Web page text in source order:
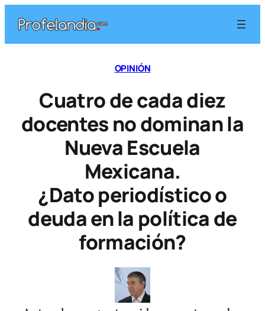
contenido
OPINIÓN
Cuatro de cada diez
docentes no dominan la
Nueva Escuela
Mexicana.
¿Dato periodístico o
deuda en la política de
formación?